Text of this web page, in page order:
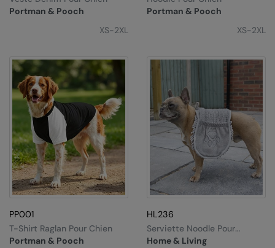
Kariban
Kodak
Kustom Kit
Larkwood
Maddins
Madeira
MagiCut
Marketing Hub
Mumbles
Portman & Pooch
XS-2XL
Portman & Pooch
XS-2XL
PP001
Portman & Pooch
T-Shirt Raglan Pour Chien
HL236
Home & Living
Serviette Noodle Pour
Animaux